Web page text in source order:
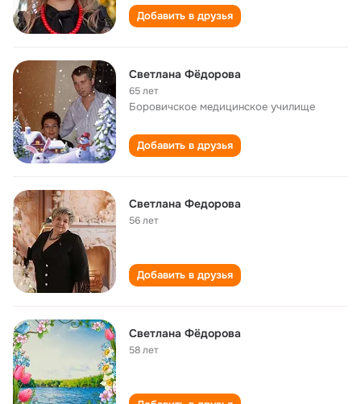
Добавить в друзья
Светлана Фёдорова
65 лет
Боровичское медицинское училище
Добавить в друзья
Светлана Федорова
56 лет
Добавить в друзья
Светлана Фёдорова
58 лет